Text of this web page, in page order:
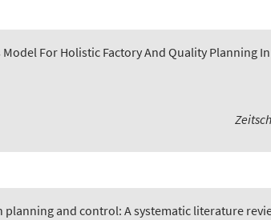
Model For Holistic Factory And Quality Planning
and control: A systematic literature